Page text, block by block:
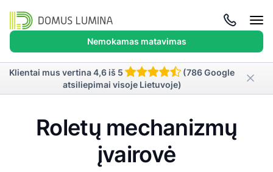
Nemokamas matavimas
Klientai mus vertina 4,6 iš 5
(786 Google
atsiliepimai visoje Lietuvoje)
Roletų mechanizmų
įvairovė